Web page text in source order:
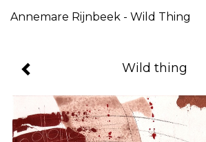
Annemare Rijnbeek - Wild Thing
Wild thing